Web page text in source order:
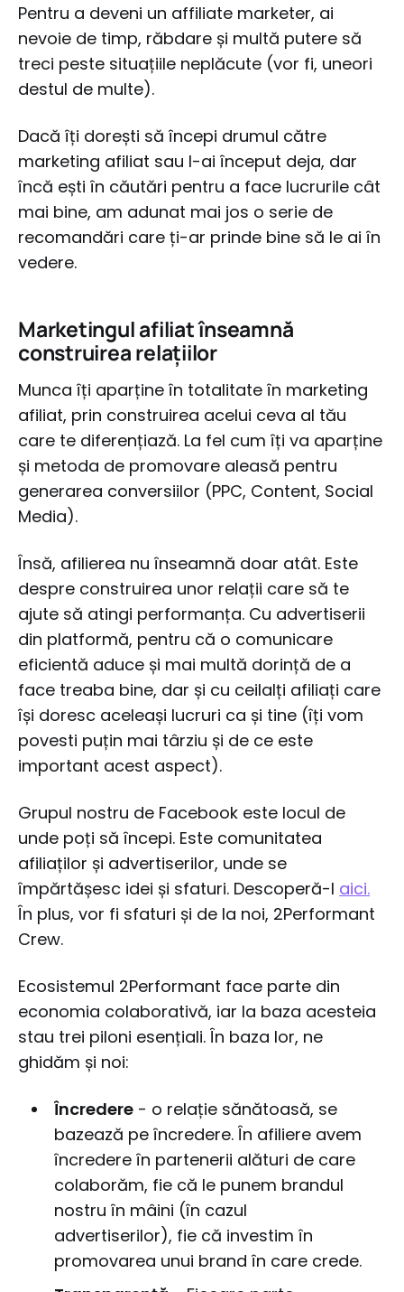
Pentru a deveni un affiliate marketer, ai
nevoie de timp, răbdare și multă putere să
treci peste situațiile neplăcute (vor fi, uneori
destul de multe).
Dacă îți dorești să începi drumul către
marketing afiliat sau l-ai început deja, dar
încă ești în căutări pentru a face lucrurile cât
mai bine, am adunat mai jos o serie de
recomandări care ți-ar prinde bine să le ai în
vedere.
Marketingul afiliat înseamnă
construirea relațiilor
Munca îți aparține în totalitate în marketing
afiliat, prin construirea acelui ceva al tău
care te diferențiază. La fel cum îți va aparține
și metoda de promovare aleasă pentru
generarea conversiilor (PPC, Content, Social
Media).
Însă, afilierea nu înseamnă doar atât. Este
despre construirea unor relații care să te
ajute să atingi performanța. Cu advertiserii
din platformă, pentru că o comunicare
eficientă aduce și mai multă dorință de a
face treaba bine, dar și cu ceilalți afiliați care
își doresc aceleași lucruri ca și tine (îți vom
povesti puțin mai târziu și de ce este
important acest aspect).
Grupul nostru de Facebook este locul de
unde poți să începi. Este comunitatea
afiliaților și advertiserilor, unde se
împărtășesc idei și sfaturi. Descoperă-l aici.
În plus, vor fi sfaturi și de la noi, 2Performant
Crew.
Ecosistemul 2Performant face parte din
economia colaborativă, iar la baza acesteia
stau trei piloni esențiali. În baza lor, ne
ghidăm și noi:
Încredere- o relație sănătoasă, se
bazează pe încredere. În afiliere avem
încredere în partenerii alături de care
colaborăm, fie că le punem brandul
nostru în mâini (în cazul
advertiserilor), fie că investim în
promovarea unui brand în care crede.